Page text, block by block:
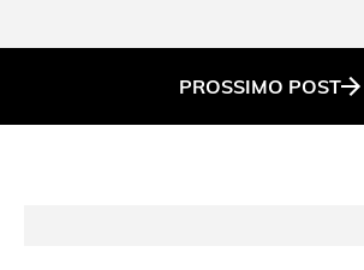
PROSSIMO POST